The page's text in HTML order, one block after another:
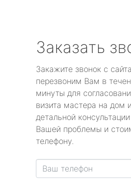
Заказать
Закажите звонок с
перезвоним Вам в
минуты для
визита мастера на дом
детальной
Вашей проблемы и
телефону.